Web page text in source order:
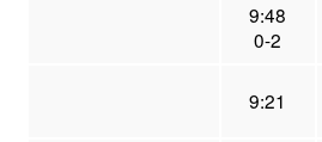
9:48
0-2
9:21